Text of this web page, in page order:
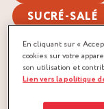
SUCRÉ-SALÉ
En cliquant sur «
cookies sur votre
son utilisation et
Lien vers la politique